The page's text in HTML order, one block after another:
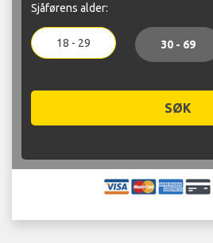
Sjåførens alder:
18 - 29 30 - 69
SØK